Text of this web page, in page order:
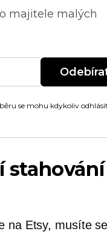
majitele malých
se mohu kdykoliv
na Etsy, musíte